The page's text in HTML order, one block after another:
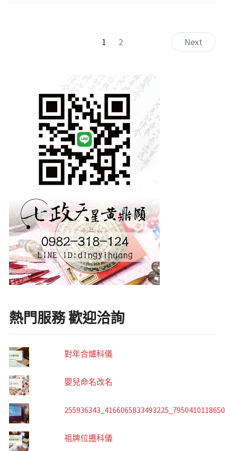
1 2 Next
熱門服務 歡迎洽詢
對年合爐科儀
嬰兒命名改名
祖牌位遷科儀